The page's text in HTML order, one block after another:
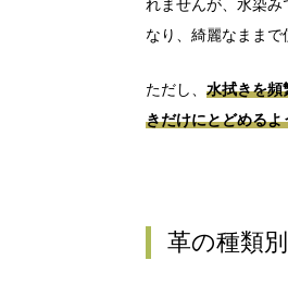
れませんが、水染み
なり、綺麗なままで
ただし、 水拭きを頻
きだけにとどめるよ
革の種類